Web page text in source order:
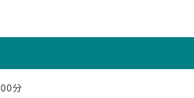
分